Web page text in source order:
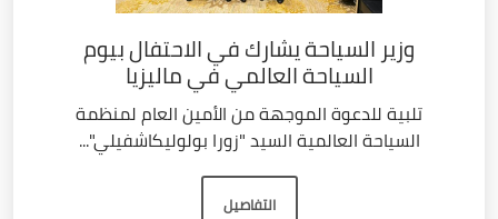
وزير السياحة يشارك في الاحتفال بيوم
السياحة العالمي في ماليزيا
تلبية للدعوة الموجهة من الأمين العام لمنظمة
السياحة العالمية السيد "زورا بولوليكاشفيلي"...
التفاصيل